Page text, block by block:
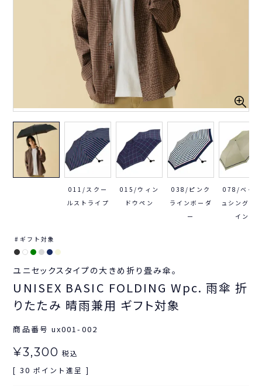
011/スクー
ルストライプ
015/ウィン
ドウペン
038/ピンク
ラインボーダ
ー
078/ベージ
ュシングル
イン
ギフト対象
ユニセックスタイプの大きめ折り畳み傘。
UNISEX BASIC FOLDING Wpc. 雨傘 折
りたたみ 晴雨兼用 ギフト対象
商品番号 ux001-002
¥3,300 税込
[ 30 ポイント進呈 ]